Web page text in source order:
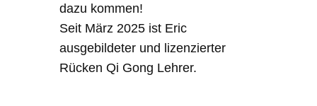
dazu kommen!
Seit März 2025 ist Eric
ausgebildeter und lizenzierter
Rücken Qi Gong Lehrer.